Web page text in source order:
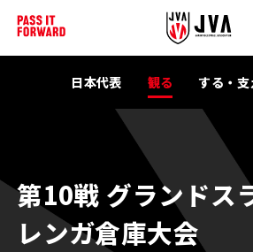
日本代表 観る する・支
第10戦 グランドス
レンガ倉庫大会